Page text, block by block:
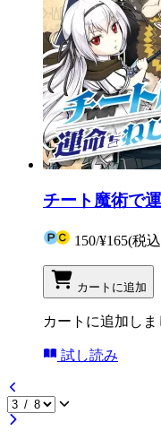
チート魔術で
150/¥165(税
カートに追加
カートに追加しま
試し読み